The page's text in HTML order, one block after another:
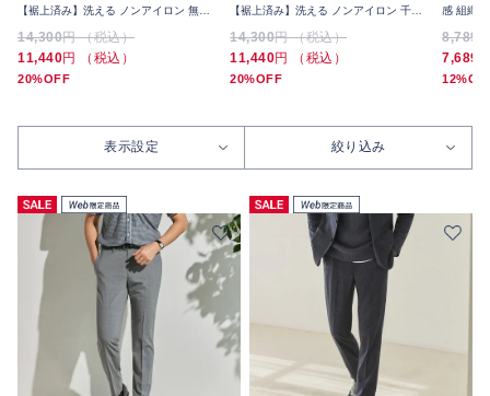
【裾上済み】洗える ノンアイロン 無地
14,300円 （税込）
11,440円 （税込）
20%OFF
【裾上済み】洗える ノンアイロン 千鳥
14,300円 （税込）
11,440円 （税込）
20%OFF
感 組織
8,789
7,689
表示設定 絞り込み